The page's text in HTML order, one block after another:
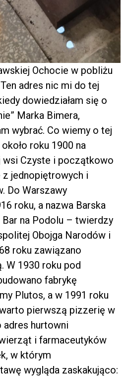
Ochocie w pobliżu
adres nic mi do tej
dowiedziałam się o
Marka Bimera,
wybrać. Co wiemy o tej
roku 1900 na
wsi Czyste i początkowo
z jednopiętrowych i
Do Warszawy
roku, a nazwa Barska
na Podolu – twierdzy
Obojga Narodów i
roku zawiązano
W 1930 roku pod
fabrykę
Plutos, a w 1991 roku
pierwszą pizzerię w
adres hurtowni
i farmaceutyków
w którym
wygląda zaskakująco: